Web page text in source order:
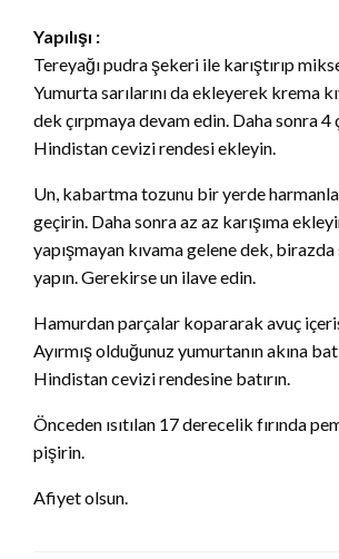
Yapılışı :
Tereyağı pudra şekeri ile karıştırıp
Yumurta sarılarını da ekleyerek krema
dek çırpmaya devam edin. Daha sonra 4
Hindistan cevizi rendesi ekleyin.
Un, kabartma tozunu bir yerde
geçirin. Daha sonra az az karışıma
yapışmayan kıvama gelene dek,
yapın. Gerekirse un ilave edin.
Hamurdan parçalar kopararak avuç
Ayırmış olduğunuz yumurtanın akına
Hindistan cevizi rendesine batırın.
Önceden ısıtılan 17 derecelik fırında
pişirin.
Afiyet olsun.